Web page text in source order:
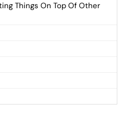
Things On Top Of Other